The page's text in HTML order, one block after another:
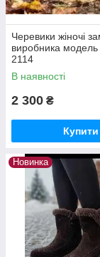
Черевики жіночі
виробника
2114
В наявності
2 300 ₴
Купити
Новинка